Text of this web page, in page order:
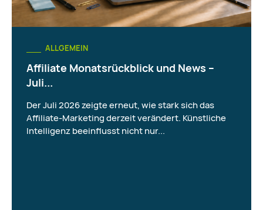
ALLGEMEIN
Affiliate Monatsrückblick und News –
Juli...
Der Juli 2026 zeigte erneut, wie stark sich das
Affiliate-Marketing derzeit verändert. Künstliche
Intelligenz beeinflusst nicht nur...